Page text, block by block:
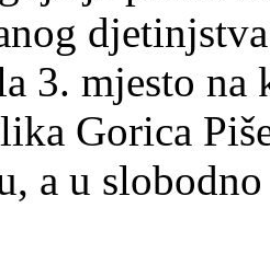
3. mjesto na
Gorica
a u